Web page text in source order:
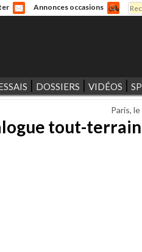
Annonces occasions
DOSSIERS VIDÉOS
Paris, le
tout-